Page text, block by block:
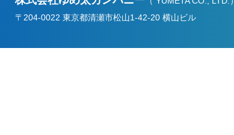
〒204-0022 東京都清瀬市松山1-42-20 横山ビル